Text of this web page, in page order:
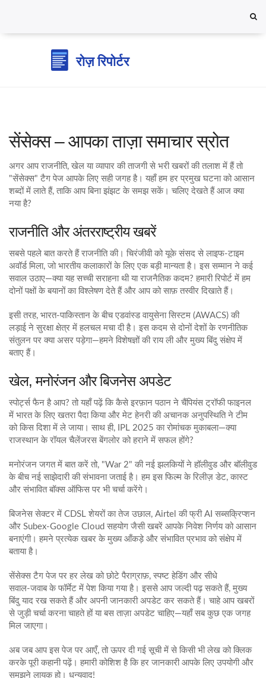
सेंसेक्स – आपका ताज़ा समाचार स्रोत
अगर आप राजनीति, खेल या व्यापार की ताजगी से भरी खबरों की तलाश में हैं तो
"सेंसेक्स" टैग पेज आपके लिए सही जगह है। यहाँ हम हर प्रमुख घटना को आसान
शब्दों में लाते हैं, ताकि आप बिना झंझट के समझ सकें। चलिए देखते हैं आज क्या
नया है?
राजनीति और अंतरराष्ट्रीय खबरें
सबसे पहले बात करते हैं राजनीति की। चिरंजीवी को यूके संसद से लाइफ‑टाइम
अवॉर्ड मिला, जो भारतीय कलाकारों के लिए एक बड़ी मान्यता है। इस सम्मान ने कई
सवाल उठाए—क्या यह सच्ची सराहना थी या राजनैतिक कदम? हमारी रिपोर्ट में हम
दोनों पक्षों के बयानों का विश्लेषण देते हैं और आप को साफ़ तस्वीर दिखाते हैं।
इसी तरह, भारत‑पाकिस्तान के बीच एडवांस्ड वायुसेना सिस्टम (AWACS) की
लड़ाई ने सुरक्षा क्षेत्र में हलचल मचा दी है। इस कदम से दोनों देशों के रणनीतिक
संतुलन पर क्या असर पड़ेगा—हमने विशेषज्ञों की राय ली और मुख्य बिंदु संक्षेप में
बताए हैं।
खेल, मनोरंजन और बिजनेस अपडेट
स्पोर्ट्स फैन है आप? तो यहाँ पढ़ें कि कैसे इरफ़ान पठान ने चैंपियंस ट्रॉफी फाइनल
में भारत के लिए खतरा पैदा किया और मेट हेनरी की अचानक अनुपस्थिति ने टीम
को किस दिशा में ले जाया। साथ ही, IPL 2025 का रोमांचक मुकाबला—क्या
राजस्थान के रॉयल चैलेंजरस बेंगलोर को हराने में सफल होंगे?
मनोरंजन जगत में बात करें तो, "War 2" की नई झलकियों ने हॉलीवुड और बॉलीवुड
के बीच नई साझेदारी की संभावना जताई है। हम इस फिल्म के रिलीज़ डेट, कास्ट
और संभावित बॉक्स ऑफिस पर भी चर्चा करेंगे।
बिजनेस सेक्टर में CDSL शेयरों का तेज उछाल, Airtel की फ्री AI सब्सक्रिप्शन
और Subex‑Google Cloud सहयोग जैसी खबरें आपके निवेश निर्णय को आसान
बनाएंगी। हमने प्रत्येक खबर के मुख्य आँकड़े और संभावित प्रभाव को संक्षेप में
बताया है।
सेंसेक्स टैग पेज पर हर लेख को छोटे पैराग्राफ़, स्पष्ट हेडिंग और सीधे
सवाल‑जवाब के फॉर्मेट में पेश किया गया है। इससे आप जल्दी पढ़ सकते हैं, मुख्य
बिंदु याद रख सकते हैं और अपनी जानकारी अपडेट कर सकते हैं। चाहे आप खबरों
से जुड़ी चर्चा करना चाहते हों या बस ताज़ा अपडेट चाहिए—यहाँ सब कुछ एक जगह
मिल जाएगा।
अब जब आप इस पेज पर आएँ, तो ऊपर दी गई सूची में से किसी भी लेख को क्लिक
करके पूरी कहानी पढ़ें। हमारी कोशिश है कि हर जानकारी आपके लिए उपयोगी और
समझने लायक हो। धन्यवाद!